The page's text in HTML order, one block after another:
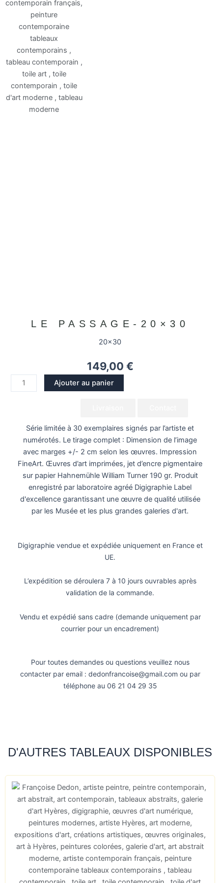
LE PASSAGE-20×30
20x30
149,00 €
quantité
de
20x30
Ajouter au panier
Série limitée à 30 exemplaires signés par l’artiste et
numérotés. Le tirage complet : Dimension de l’image
avec marges +/- 2 cm selon les œuvres. Impression
FineArt. Œuvres d’art imprimées, jet d’encre pigmentaire
sur papier Hahnemühle William Turner 190 gr. Produit
enregistré par laboratoire agréé Digigraphie Label
d'excellence garantissant une œuvre de qualité utilisée
par les Musée et les plus grandes galeries d'art.
Digigraphie vendue et expédiée uniquement en France et
UE.
L’expédition se déroulera 7 à 10 jours ouvrables après
validation de la commande.
Vendu et expédié sans cadre (demande uniquement par
courrier pour un encadrement)
Pour toutes demandes ou questions veuillez nous
contacter par email : dedonfrancoise@gmail.com ou par
téléphone au 06 21 04 29 35
D'AUTRES TABLEAUX DISPONIBLES